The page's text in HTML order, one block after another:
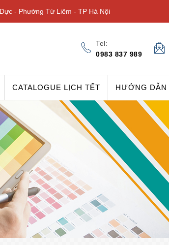
- Phường Từ Liêm - TP Hà Nội
Tel:
0983 837 989
CATALOGUE LỊCH TẾT HƯỚNG DẪN